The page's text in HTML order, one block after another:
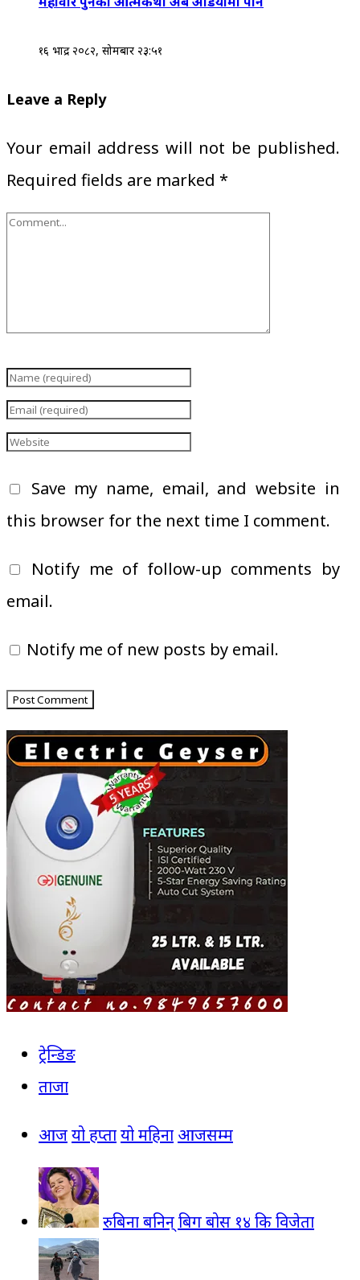
१६ भाद्र २०८२, सोमबार २३:५१
Leave a Reply
Your email address will not be published.
Required fields are marked *
Save my name, email, and website in
this browser for the next time I comment.
Notify me of follow-up comments by
email.
Notify me of new posts by email.
ट्रेन्डिङ
ताजा
आजयो हप्तायो महिना आजसम्म
रुबिना बनिन् बिग बोस १४ कि विजेता